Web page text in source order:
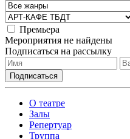
Премьера
Мероприятия не найдены
Подписаться на рассылку
О театре
Залы
Репертуар
Труппа